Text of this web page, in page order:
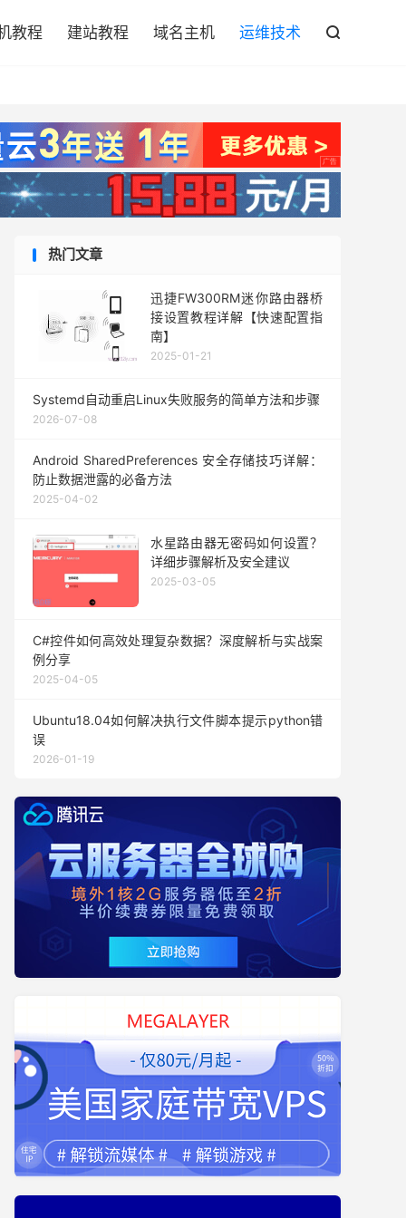
教程 建站教程 域名主机 运维技术 
热门文章
迅捷FW300RM迷你路由器桥
接设置教程详解【快速配置指
南】
2025-01-21
Systemd自动重启Linux失败服务的简单方法和步骤
2026-07-08
Android SharedPreferences 安全存储技巧详解：
防止数据泄露的必备方法
2025-04-02
水星路由器无密码如何设置？
详细步骤解析及安全建议
2025-03-05
C#控件如何高效处理复杂数据？深度解析与实战案
例分享
2025-04-05
Ubuntu18.04如何解决执行文件脚本提示python错
误
2026-01-19